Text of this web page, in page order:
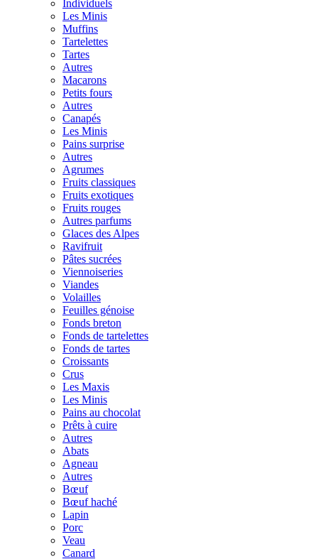
Individuels
Les Minis
Muffins
Tartelettes
Tartes
Autres
Macarons
Petits fours
Autres
Canapés
Les Minis
Pains surprise
Autres
Agrumes
Fruits classiques
Fruits exotiques
Fruits rouges
Autres parfums
Glaces des Alpes
Ravifruit
Pâtes sucrées
Viennoiseries
Viandes
Volailles
Feuilles génoise
Fonds breton
Fonds de tartelettes
Fonds de tartes
Croissants
Crus
Les Maxis
Les Minis
Pains au chocolat
Prêts à cuire
Autres
Abats
Agneau
Autres
Bœuf
Bœuf haché
Lapin
Porc
Veau
Canard